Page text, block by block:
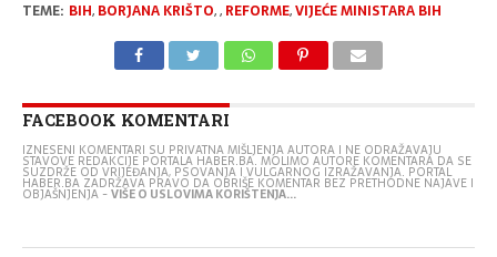
TEME: BIH, BORJANA KRIŠTO,, REFORME,VIJEĆE MINISTARA BIH
FACEBOOK KOMENTARI
IZNESENI KOMENTARI SU PRIVATNA MIŠLJENJA AUTORA I NE ODRAŽAVAJU
STAVOVE REDAKCIJE PORTALA HABER.BA. MOLIMO AUTORE KOMENTARA DA SE
SUZDRŽE OD VRIJEĐANJA, PSOVANJA I VULGARNOG IZRAŽAVANJA. PORTAL
HABER.BA ZADRŽAVA PRAVO DA OBRIŠE KOMENTAR BEZ PRETHODNE NAJAVE I
OBJAŠNJENJA -VIŠE O USLOVIMA KORIŠTENJA...